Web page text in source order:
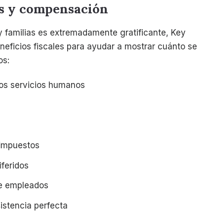
y compensación
es extremadamente gratificante, Key
fiscales para ayudar a mostrar cuánto se
servicios humanos
empleados
perfecta